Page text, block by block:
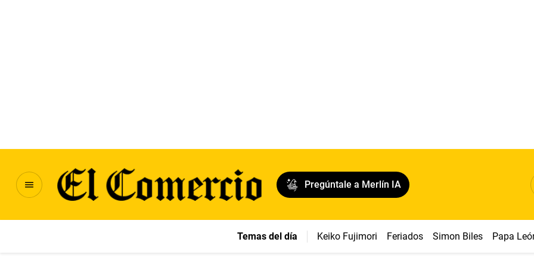
Pregúntale a Merlín IA
Temas del día Keiko Fujimori Feriados Simon Biles Papa